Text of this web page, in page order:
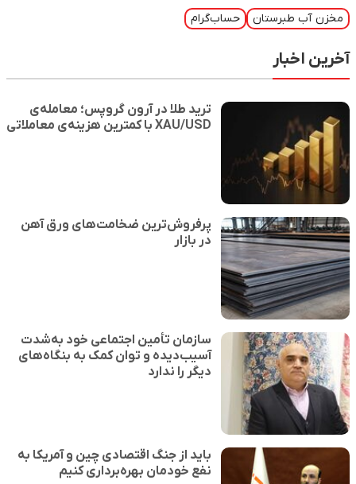
مخزن آب طبرستان حساب‌گرام
آخرین اخبار
ترید طلا در آرون گروپس؛ معامله‌ی
XAU/USD با کمترین هزینه‌ی معاملاتی
پرفروش‌ترین ضخامت‌ها‌ی ورق آهن
در بازار
سازمان تأمین اجتماعی خود به‌شدت
آسیب‌دیده و توان کمک به بنگاه‌های
دیگر را ندارد
باید از جنگ اقتصادی چین و آمریکا به
نفع خودمان بهره‌برداری کنیم